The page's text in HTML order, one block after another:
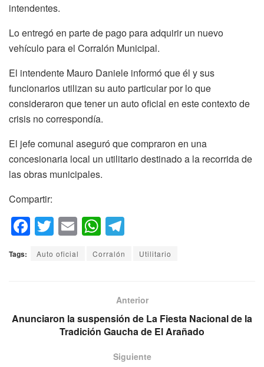
intendentes.
Lo entregó en parte de pago para adquirir un nuevo
vehículo para el Corralón Municipal.
El intendente Mauro Daniele informó que él y sus
funcionarios utilizan su auto particular por lo que
consideraron que tener un auto oficial en este contexto de
crisis no correspondía.
El jefe comunal aseguró que compraron en una
concesionaria local un utilitario destinado a la recorrida de
las obras municipales.
Compartir:
F
a
c
o
T
wi
tt
E
m
ail
W
h
at
p
p
a
m
Tags: Auto oficial Corralón Utilitario
Anterior
Anunciaron la suspensión de La Fiesta Nacional de la
Tradición Gaucha de El Arañado
Siguiente